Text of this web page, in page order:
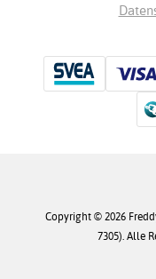
Copyright © 2026
7305). Alle